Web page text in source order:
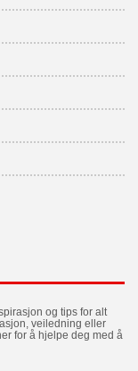
og tips for alt
veiledning eller
for å hjelpe deg med å